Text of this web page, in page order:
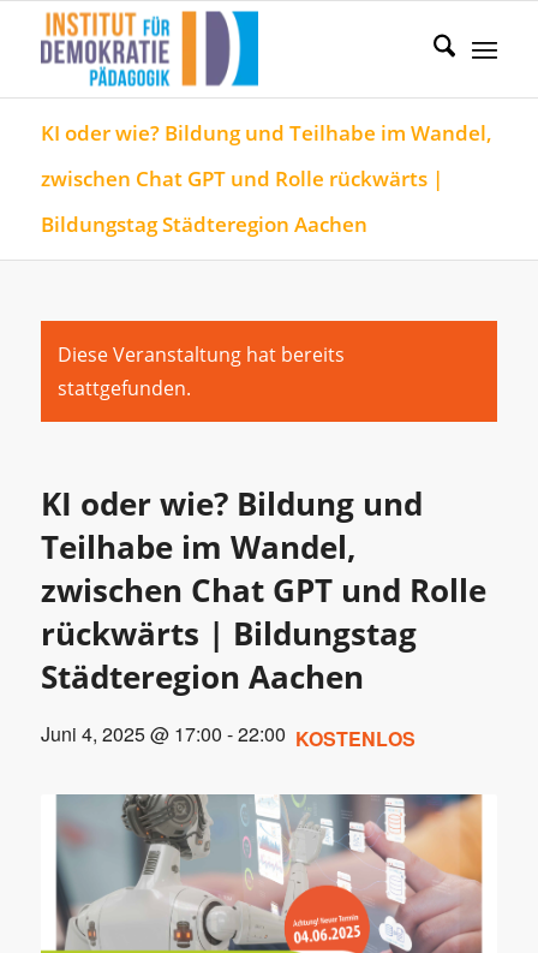
KI oder wie? Bildung und Teilhabe im Wandel,
zwischen Chat GPT und Rolle rückwärts |
Bildungstag Städteregion Aachen
Diese Veranstaltung hat bereits
stattgefunden.
KI oder wie? Bildung und
Teilhabe im Wandel,
zwischen Chat GPT und Rolle
rückwärts | Bildungstag
Städteregion Aachen
Juni 4, 2025 @ 17:00 -22:00 KOSTENLOS